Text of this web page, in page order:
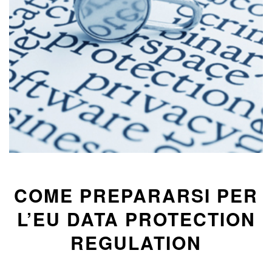
COME PREPARARSI PER
L’EU DATA PROTECTION
REGULATION